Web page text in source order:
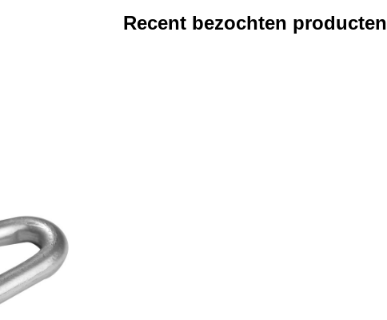
Recent bezochten producten